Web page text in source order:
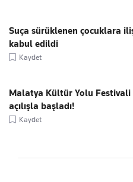
Suça sürüklenen çocuklara
kabul edildi
Kaydet
Malatya Kültür Yolu
açılışla başladı!
Kaydet